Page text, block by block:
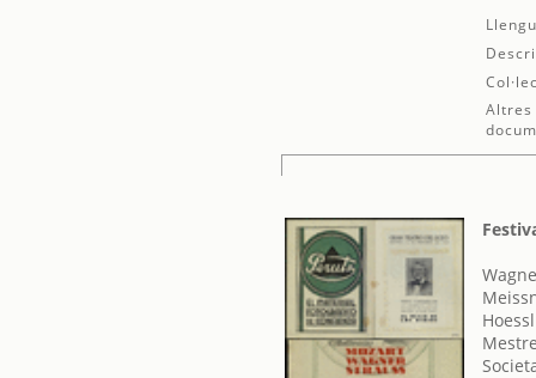
Altres